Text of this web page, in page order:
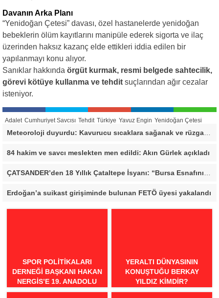
Davanın Arka Planı
“Yenidoğan Çetesi” davası, özel hastanelerde yenidoğan
bebeklerin ölüm kayıtlarını manipüle ederek sigorta ve ilaç
üzerinden haksız kazanç elde ettikleri iddia edilen bir
yapılanmayı konu alıyor.
Sanıklar hakkında örgüt kurmak, resmi belgede sahtecilik,
görevi kötüye kullanma ve tehdit suçlarından ağır cezalar
isteniyor.
Adalet Cumhuriyet Savcısı Tehdit Türkiye Yavuz Engin Yenidoğan Çetesi
Meteoroloji duyurdu: Kavurucu sıcaklara sağanak ve rüzgar arası
84 hakim ve savcı meslekten men edildi: Akın Gürlek açıkladı
Erdoğan’a suikast girişiminde bulunan FETÖ üyesi yakalandı
SPOR POLITIKALARI
DERNEĞI BAŞKANI HAKAN
NERGIS’E 19. ANADOLU
SPOR ÖDÜLLERI’NDE
YERALTI DÜNYASININ
KONUŞTUĞU BERKAY
YILDIZ KIMDIR?